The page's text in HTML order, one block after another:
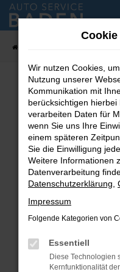
Zum
Hauptinhalt
Fehler:
Beim Laden ist ein
Hier sind ein paar
Überprüfe deine
Laden andere
Suchmaschine?
Prüfe deine
können das
verhindern.
Wir nutzen Cookies,
Nutzung unserer
Kommunikation mit
berücksichtigen
verarbeiten Daten für
wenn Sie uns Ihre
einem späteren
Sie die Einwilligung
Weitere Informationen
Datenverarbeitung
Datenschutzerklärung
Impressum
Folgende Kategorien von
Essentiell
Diese Technologien
Kernfunktionalität